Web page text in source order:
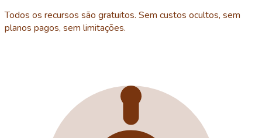
Todos os recursos são gratuitos. Sem custos ocultos, sem
planos pagos, sem limitações.